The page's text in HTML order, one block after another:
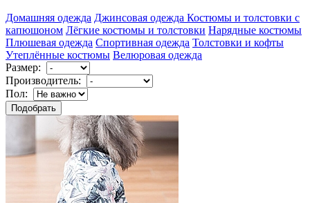
Домашняя одежда Джинсовая одежда Костюмы и толстовки с
капюшоном Лёгкие костюмы и толстовки Нарядные костюмы
Плюшевая одежда Спортивная одежда Толстовки и кофты
Утеплённые костюмы Велюровая одежда
Размер:
Производитель:
Пол: